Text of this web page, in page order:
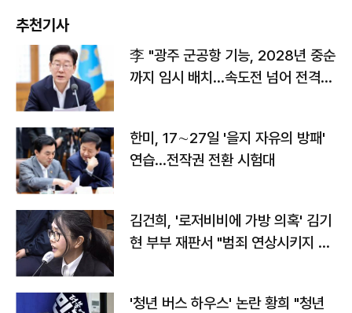
추천기사
李 "광주 군공항 기능, 2028년 중순
까지 임시 배치…속도전 넘어 전격
한미, 17∼27일 '을지 자유의 방패'
연습…전작권 전환 시험대
김건희, '로저비비에 가방 의혹' 김기
현 부부 재판서 "범죄 연상시키지 말
'청년 버스 하우스' 논란 황희 "청년